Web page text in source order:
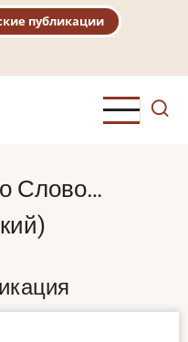
публикации
Слово…